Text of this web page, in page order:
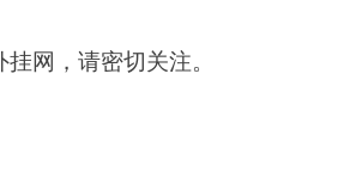
网，请密切关注。